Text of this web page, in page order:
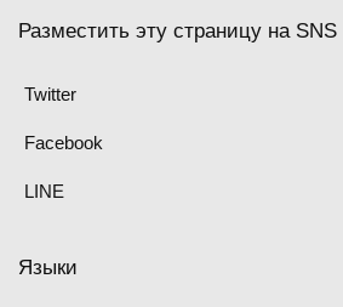
Разместить эту страницу на SNS
Twitter
Facebook
LINE
Языки